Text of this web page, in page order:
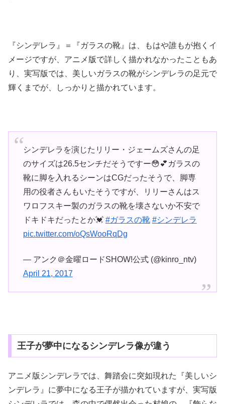
『シンデレラ』＝『ガラスの靴』は、もはや誰もが抱くイ
メージですが、アニメ版で詳しく描かれなかったこともあ
り、実写版では、美しいガラスの靴がシンデレラの足元で
輝くまでが、しっかりと描かれています。
シンデレラを演じたリリー・ジェームズさんの足
のサイズは26.5センチだそうですー😳💕ガラスの
靴に脚を入れるシーンはCGだったそうで、脚専
用の役者さんもいたそうですが、リリーさんはス
ワロフスキー製のガラスの靴を壊さないか不安で
ドキドキだったとか💓 #ガラスの靴 #シンデレラ
pic.twitter.com/oQsWooRqDg
— アンク＠金曜ロードSHOW!公式 (@kinro_ntv)
April 21, 2017
王子が夢中になるシンデレラ像が違う
アニメ版シンデレラでは、舞踏会に突如現れた『美しいシ
ンデレラ』に夢中になる王子が描かれていますが、実写版